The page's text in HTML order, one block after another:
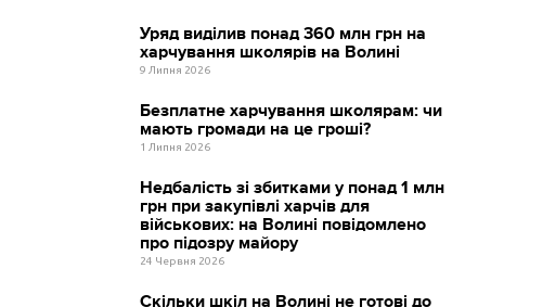
Уряд виділив понад 360 млн грн на
харчування школярів на Волині
9 Липня 2026
Безплатне харчування школярам: чи
мають громади на це гроші?
1 Липня 2026
Недбалість зі збитками у понад 1 млн
грн при закупівлі харчів для
військових: на Волині повідомлено
про підозру майору
24 Червня 2026
Скільки шкіл на Волині не готові до